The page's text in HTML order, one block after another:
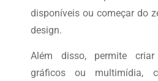
disponíveis ou começar do
design.
Além disso, permite
gráficos ou multimídia,